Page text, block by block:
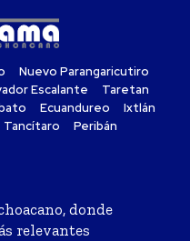
Nuevo Parangaricutiro
Escalante
Taretan
Ecuandureo
Ixtlán
Tancítaro Peribán
donde
relevantes